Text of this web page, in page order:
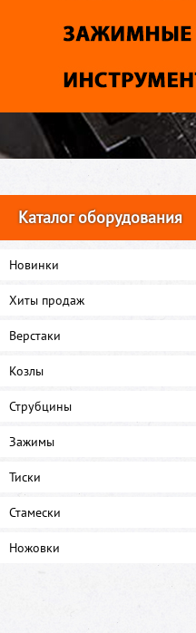
Каталог оборудования
Новинки
Хиты продаж
Верстаки
Козлы
Струбцины
Зажимы
Тиски
Стамески
Ножовки